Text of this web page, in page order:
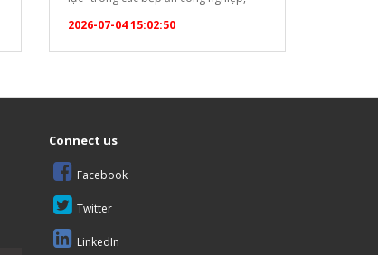
bệnh viện nhờ những ưu điểm vượt trội
sau: Năng suất cao, đáp ứng hàng
2026-07-04 15:02:50
Connect us
Facebook
Twitter
LinkedIn